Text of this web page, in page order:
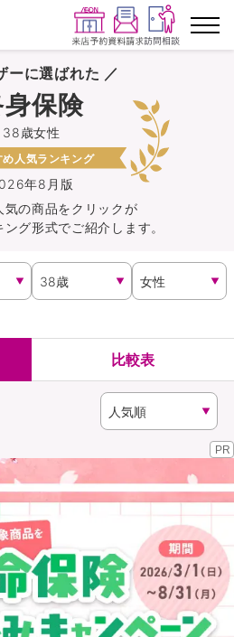
から探す
する
ら探す
ド会員さま専用保険
ン一覧
ループ従業員さま向け
請求
料）
訪問相談
ード会員さま専用保険
ーに選ばれた ／
年8月版
38歳女性
保険
め人気ランキング
気の商品をクリックが
グ形式でご紹介します。
比較表
PR